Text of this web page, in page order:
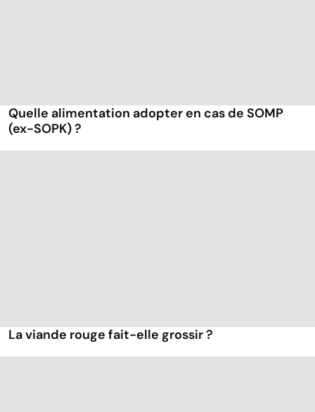
Quelle alimentation adopter en cas de SOMP
(ex-SOPK) ?
La viande rouge fait-elle grossir ?